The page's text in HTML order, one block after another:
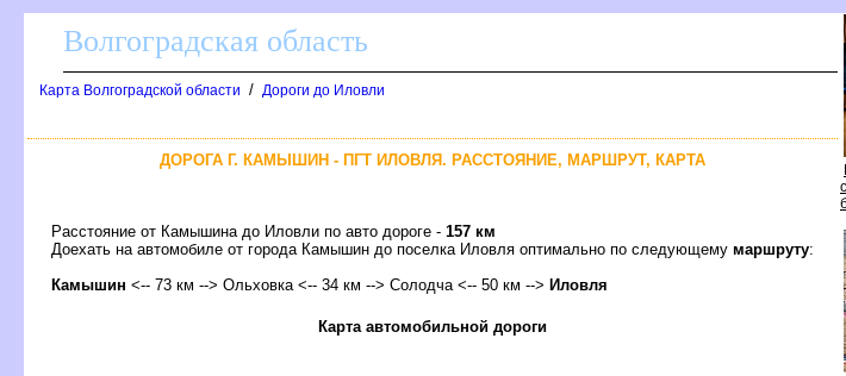
олгоградская область
Карта Волгоградской области / Дороги до Иловли
ДОРОГА Г. КАМЫШИН - ПГТ ИЛОВЛЯ. РАССТОЯНИЕ, МАРШРУТ, КАРТА
Расстояние от Камышина до Иловли по авто дороге - 157 км
Доехать на автомобиле от города Камышин до поселка Иловля оптимально по следующему маршруту:
Камышин <-- 73 км --> Ольховка <-- 34 км --> Солодча <-- 50 км --> Иловля
Карта автомобильной дороги